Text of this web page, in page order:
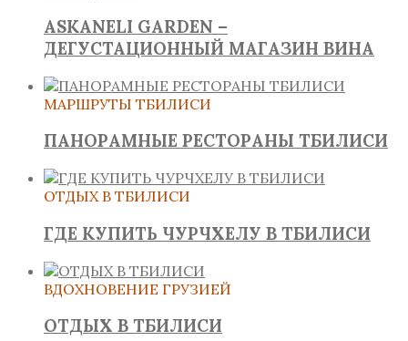
ASKANELI GARDEN –
ДЕГУСТАЦИОННЫЙ МАГАЗИН ВИНА
МАРШРУТЫ ТБИЛИСИ
ПАНОРАМНЫЕ РЕСТОРАНЫ ТБИЛИСИ
ОТДЫХ В ТБИЛИСИ
ГДЕ КУПИТЬ ЧУРЧХЕЛУ В ТБИЛИСИ
ВДОХНОВЕНИЕ ГРУЗИЕЙ
ОТДЫХ В ТБИЛИСИ